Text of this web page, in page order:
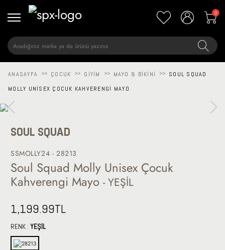
0
ANASAYFA >> ÇOCUK >> GIYIM >> MAYO & BIKINI >>
SOUL SQUAD
MOLLY UNISEX ÇOCUK KAHVERENGI MAYO
SOUL SQUAD
SSMOLLY24 - 28213
Soul Squad Molly Unisex Çocuk
Kahverengi Mayo - YEŞİL
1,199.99TL
RENK : YEŞİL